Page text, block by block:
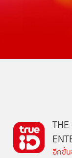
อีกขั้น